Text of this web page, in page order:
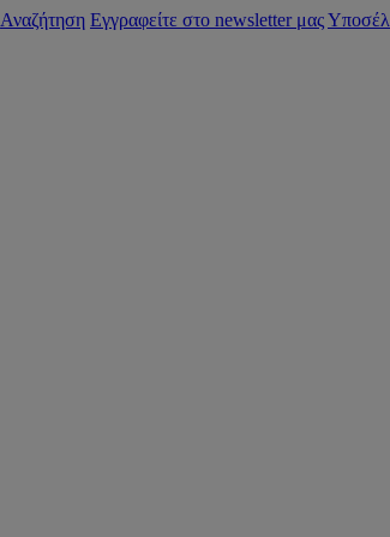
Αναζήτηση Εγγραφείτε στο newsletter μας